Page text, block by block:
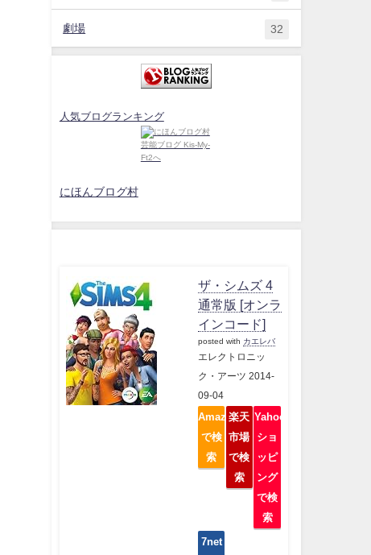
劇場 32
人気ブログランキング
にほんブログ村
ザ・シムズ 4
通常版 [オンラ
インコード]
posted with カエレバ
エレクトロニッ
ク・アーツ 2014-
09-04
Amazon
で検
索
楽天
市場
で検
索
Yahoo
ショ
ッピ
ング
で検
索
7net